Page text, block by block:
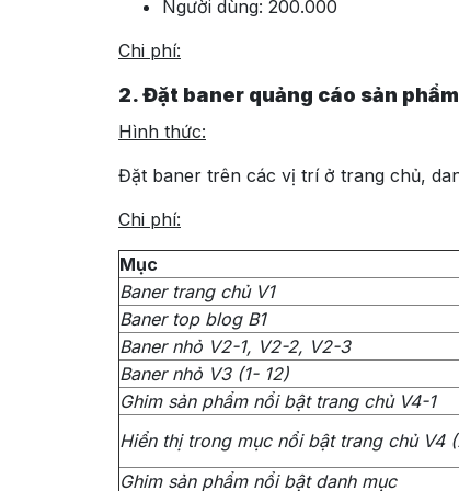
Người dùng: 200.000
Chi phí:
2. Đặt baner quảng cáo sản
Hình thức:
Đặt baner trên các vị trí ở trang chủ,
Chi phí:
Mục
Baner trang chủ V1
Baner top blog B1
Baner nhỏ V2-1, V2-2, V2-3
Baner nhỏ V3 (1- 12)
Ghim sản phẩm nổi bật trang chủ V4-1
Hiển thị trong mục nổi bật trang chủ V4
Ghim sản phẩm nổi bật danh mục